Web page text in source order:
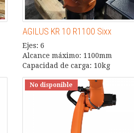
AGILUS KR 10 R1100 Sixx
Ejes: 6
Alcance máximo: 1100mm
Capacidad de carga: 10kg
No disponible